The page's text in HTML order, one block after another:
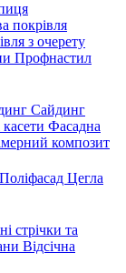
покрівля
з очерету
Профнастил
Сайдинг
Фасадна
композит
Поліфасад Цегла
стрічки та
Відсічна